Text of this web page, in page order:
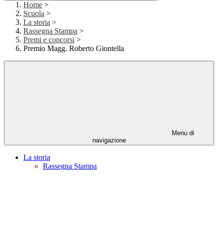
Home >
Scuola >
La storia >
Rassegna Stampa >
Premi e concorsi >
Premio Magg. Roberto Giontella
Menu di
navigazione
La storia
Rassegna Stampa